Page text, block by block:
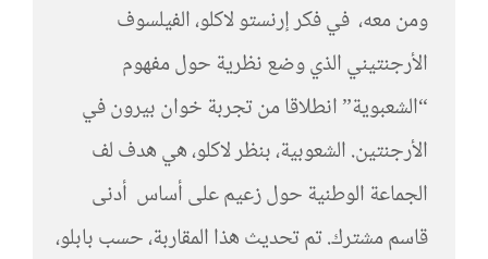
ومن معه، في فكر إرنستو لاكلو، الفيلسوف
الأرجنتيني الذي وضع نظرية حول مفهوم
“الشعبوية” انطلاقا من تجربة خوان بيرون في
الأرجنتين. الشعوبية، بنظر لاكلو، هي هدف لف
الجماعة الوطنية حول زعيم على أساس أدنى
قاسم مشترك. تم تحديث هذا المقاربة، حسب بابلو،